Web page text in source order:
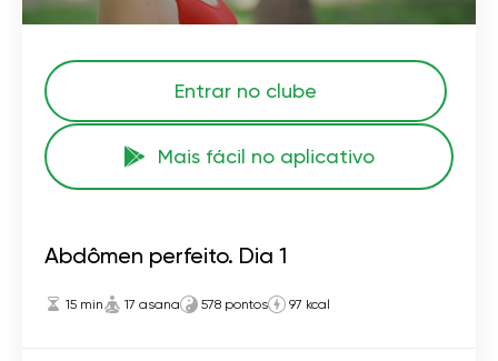
Entrar no clube
Mais fácil no aplicativo
Abdômen perfeito. Dia 1
15 min 17 asana 578 pontos 97 kcal